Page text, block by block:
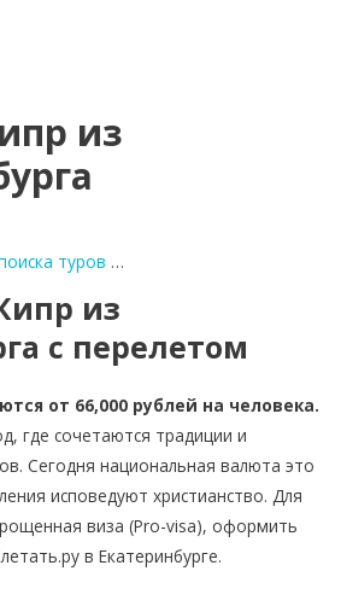
из
туров …
из
с перелетом
от 66,000 рублей на человека.
где сочетаются традиции и
Сегодня национальная валюта это
исповедуют христианство. Для
виза (Pro-visa), оформить
в Екатеринбурге.